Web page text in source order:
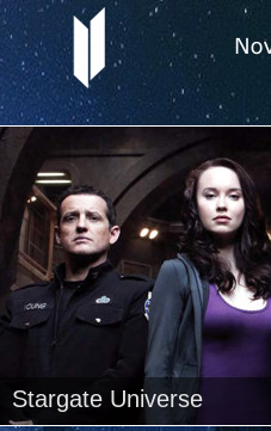
Stargate Universe